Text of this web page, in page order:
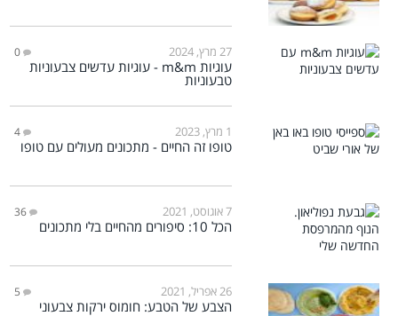
27 מרץ, 2024 0
עוגיות m&m - עוגיות עדשים צבעוניות
טבעוניות
1 מרץ, 2023 4
טופו זה החיים - מתכונים מעולים עם טופו
7 אוגוסט, 2021 36
הכל 10: סיפורים מהחיים בלי מתכונים
26 אפריל, 2021 5
הצבע של הטבע: חומוס ירקות צבעוני